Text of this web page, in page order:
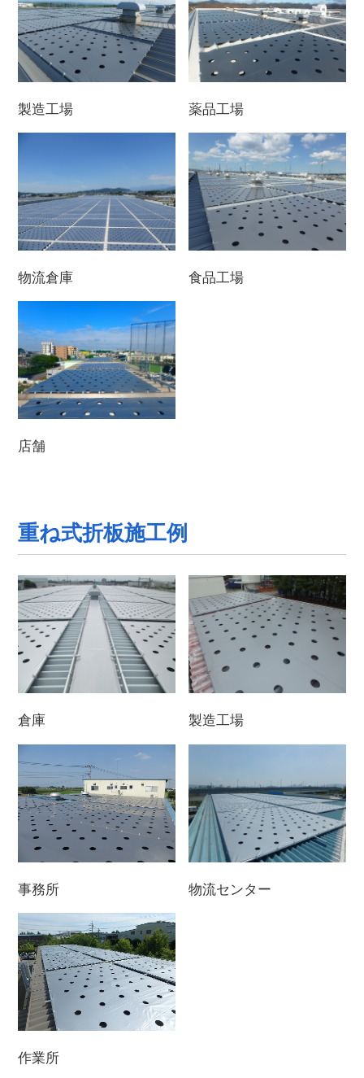
製造工場 薬品工場
物流倉庫 食品工場
店舗
重ね式折板施工例
倉庫 製造工場
事務所 物流センター
作業所